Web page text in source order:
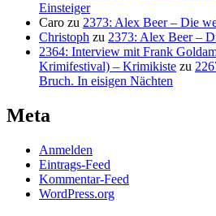
Einsteiger
Caro zu 2373: Alex Beer – Die
Christoph zu 2373: Alex Beer –
2364: Interview mit Frank
Krimifestival) – Krimikiste zu
Bruch. In eisigen Nächten
Meta
Anmelden
Eintrags-Feed
Kommentar-Feed
WordPress.org